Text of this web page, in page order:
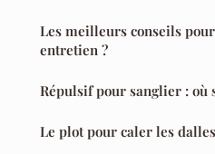
Les meilleurs conseils
entretien ?
Répulsif pour sanglier : où
Le plot pour caler les